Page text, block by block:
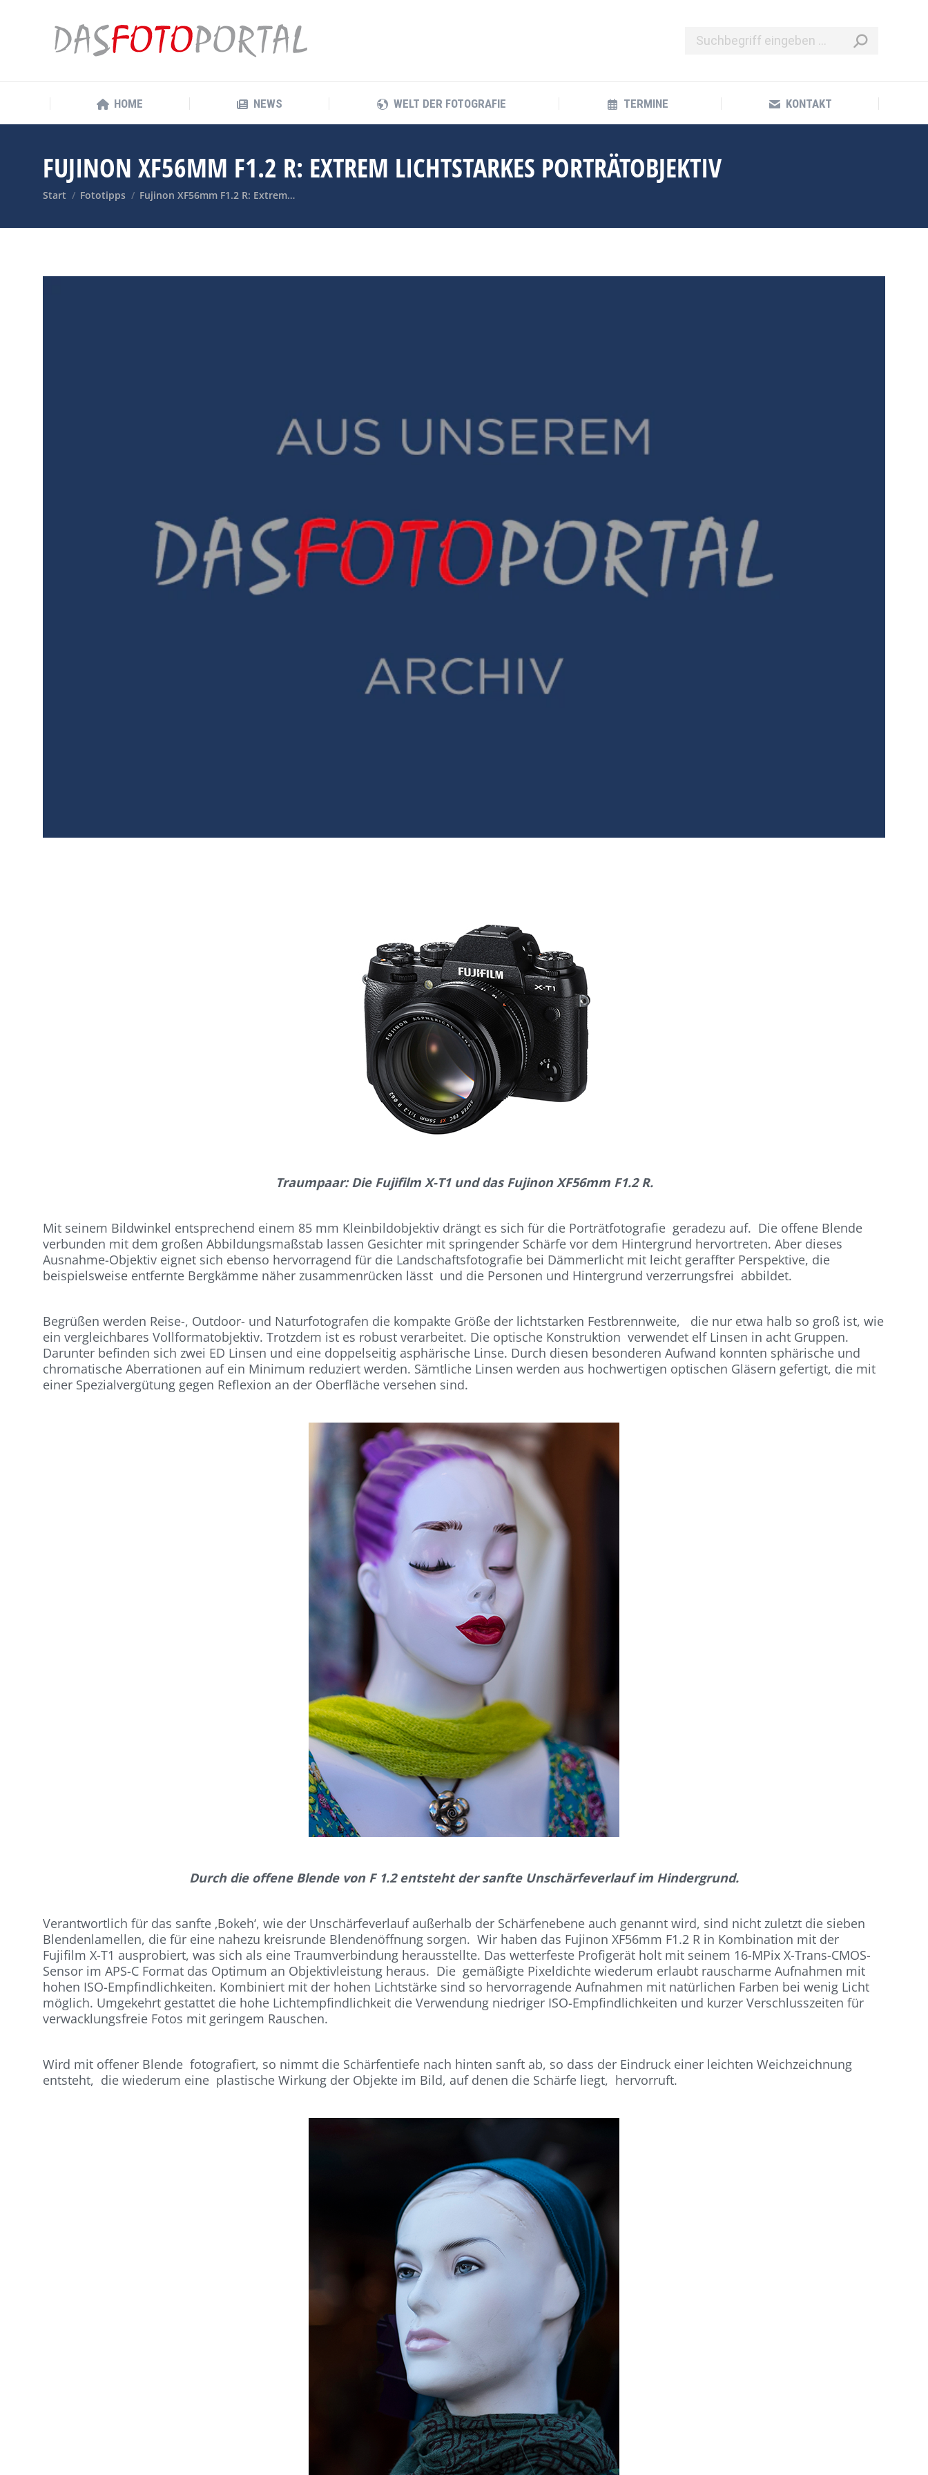
HOME NEWS WELT DER FOTOGRAFIE TERMINE KONTAKT
FUJINON XF56MM F1.2 R: EXTREM LICHTSTARKES PORTRÄTOBJEKTIV
Sie befinden sich hier:
Start Fototipps Fujinon XF56mm F1.2 R: Extrem…
Traumpaar: Die Fujifilm X-T1 und das Fujinon XF56mm F1.2 R.
Mit seinem Bildwinkel entsprechend einem 85 mm Kleinbildobjektiv drängt es sich für die Porträtfotografie geradezu auf. Die offene Blende
verbunden mit dem großen Abbildungsmaßstab lassen Gesichter mit springender Schärfe vor dem Hintergrund hervortreten. Aber dieses
Ausnahme-Objektiv eignet sich ebenso hervorragend für die Landschaftsfotografie bei Dämmerlicht mit leicht geraffter Perspektive, die
beispielsweise entfernte Bergkämme näher zusammenrücken lässt und die Personen und Hintergrund verzerrungsfrei abbildet.
Begrüßen werden Reise-, Outdoor- und Naturfotografen die kompakte Größe der lichtstarken Festbrennweite, die nur etwa halb so groß ist, wie
ein vergleichbares Vollformatobjektiv. Trotzdem ist es robust verarbeitet. Die optische Konstruktion verwendet elf Linsen in acht Gruppen.
Darunter befinden sich zwei ED Linsen und eine doppelseitig asphärische Linse. Durch diesen besonderen Aufwand konnten sphärische und
chromatische Aberrationen auf ein Minimum reduziert werden. Sämtliche Linsen werden aus hochwertigen optischen Gläsern gefertigt, die mit
einer Spezialvergütung gegen Reflexion an der Oberfläche versehen sind.
Durch die offene Blende von F 1.2 entsteht der sanfte Unschärfeverlauf im Hindergrund.
Verantwortlich für das sanfte ‚Bokeh‘, wie der Unschärfeverlauf außerhalb der Schärfenebene auch genannt wird, sind nicht zuletzt die sieben
Blendenlamellen, die für eine nahezu kreisrunde Blendenöffnung sorgen. Wir haben das Fujinon XF56mm F1.2 R in Kombination mit der
Fujifilm X-T1 ausprobiert, was sich als eine Traumverbindung herausstellte. Das wetterfeste Profigerät holt mit seinem 16-MPix X-Trans-CMOS-
Sensor im APS-C Format das Optimum an Objektivleistung heraus. Die gemäßigte Pixeldichte wiederum erlaubt rauscharme Aufnahmen mit
hohen ISO-Empfindlichkeiten. Kombiniert mit der hohen Lichtstärke sind so hervorragende Aufnahmen mit natürlichen Farben bei wenig Licht
möglich. Umgekehrt gestattet die hohe Lichtempfindlichkeit die Verwendung niedriger ISO-Empfindlichkeiten und kurzer Verschlusszeiten für
verwacklungsfreie Fotos mit geringem Rauschen.
Wird mit offener Blende fotografiert, so nimmt die Schärfentiefe nach hinten sanft ab, so dass der Eindruck einer leichten Weichzeichnung
entsteht, die wiederum eine plastische Wirkung der Objekte im Bild, auf denen die Schärfe liegt, hervorruft.
HOME NEWS